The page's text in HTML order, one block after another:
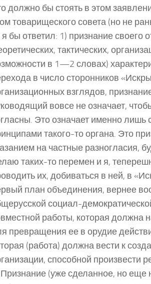
должно бы стоять в этом
товарищеского совета (но не
я бы ответил: 1) признание своего
тактических,
в 1—2 словах)
в число сторонников
взглядов,
вовсе не означает,
Это означает именно
такого-то органа. Это
на частные разногласия,
таких-то перемен и я,
их, добиваться в ней, в
план объединения, вернее
социал-
работы, которая должна
превращения ее в орудие
(работа) должна вести к
способной произвести
(уже сделанное, но еще